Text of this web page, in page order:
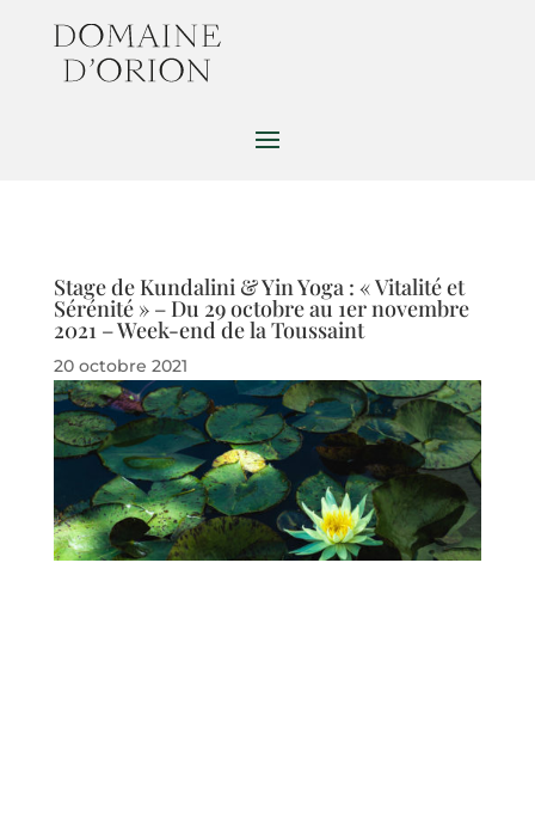
Stage de Kundalini & Yin Yoga : « Vitalité et
Sérénité » – Du 29 octobre au 1er novembre
2021 – Week-end de la Toussaint
20 octobre 2021